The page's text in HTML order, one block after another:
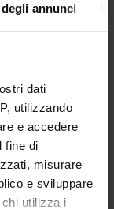
annunci
dati
utilizzando
e accedere
fine di
misurare
e sviluppare
utilizza i